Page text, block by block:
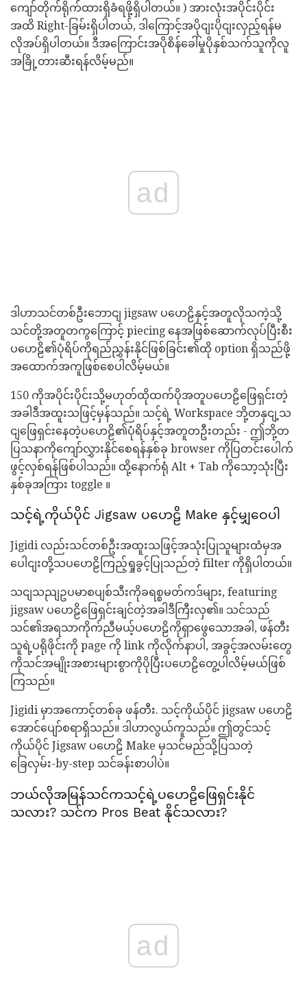
ကျော်တိုက်ရိုက်ထားရှိခံရဖို့ရှိပါတယ်။ ) အားလုံးအပိုင်းပိုင်း
အထိ Right-ခြမ်းရှိပါတယ်, ဒါကြောင့်အပိုငျးပိုငျးလှည့်ရန်မ
လိုအပ်ရှိပါတယ်။ ဒီအကြောင်းအပိုစိန်ခေါ်မှုပိုနှစ်သက်သူကိုလူ
အခြို့တားဆီးရန်လိမ့်မည်။
ad
ဒါဟာသင်တစ်ဦးဘောငျ jigsaw ပဟေဠိနှင့်အတူလိုသကဲ့သို့
သင်တို့အတူတကွကြောင့် piecing နေအဖြစ်ဆောက်လုပ်ပြီးစီး
ပဟေဠိ၏ပုံရိပ်ကိုရည်ညွှန်းနိုင်ဖြစ်ခြင်း၏ထို option ရှိသည်ဖို့
အထောက်အကူဖြစ်စေပါလိမ့်မယ်။
150 ကိုအပိုင်းပိုင်းသို့မဟုတ်ထိုထက်ပိုအတူပဟေဠိဖြေရှင်းတဲ့
အခါဒီအထူးသဖြင့်မှန်သည်။ သင့်ရဲ့ Workspace ဘို့တနှငျ့သ
ငျဖြေရှင်းနေတဲ့ပဟေဠိ၏ပုံရိပ်နှင့်အတူတဦးတည်း - ဤဘို့တ
ပြသနာကိုကျော်လွှားနိုင်စေရန်နှစ်ခု browser ကိုပြတင်းပေါက်
ဖွင့်လှစ်ရန်ဖြစ်ပါသည်။ ထို့နောက်ရုံ Alt + Tab ကိုသော့သုံးပြီး
နှစ်ခုအကြား toggle ။
သင့်ရဲ့ကိုယ်ပိုင် Jigsaw ပဟေဠိ Make နှင့်မျှဝေပါ
Jigidi လည်းသင်တစ်ဦးအထူးသဖြင့်အသုံးပြုသူများထံမှအ
ပေါငျးတို့သပဟေဠိကြည့်ရှုခွင့်ပြုသည်တဲ့ filter ကိုရှိပါတယ်။
သငျသညျဥပမာစပျစ်သီးကိုခရစ္စမတ်ကဒ်များ, featuring
jigsaw ပဟေဠိဖြေရှင်းချင်တဲ့အခါဒီကြီးလှ၏။ သင်သည်
သင်၏အရသာကိုက်ညီမယ့်ပဟေဠိကိုရှာဖွေသောအခါ, ဖန်တီး
သူရဲ့ပရိုဖိုင်းကို page ကို link ကိုလိုက်နာပါ, အခွင့်အလမ်းတွေ
ကိုသင်အမျိုးအစားများစွာကိုပိုပြီးပဟေဠိတွေ့ပါလိမ့်မယ်ဖြစ်
ကြသည်။
Jigidi မှာအကောင့်တစ်ခု ဖန်တီး. သင့်ကိုယ်ပိုင် jigsaw ပဟေဠိ
အောင်ပျော်စရာရှိသည်။ ဒါဟာလွယ်ကူသည်။ ဤတွင်သင့်
ကိုယ်ပိုင် Jigsaw ပဟေဠိ Make မှသင်မည်သို့ပြသတဲ့
ခြေလှမ်း-by-step သင်ခန်းစာပါပဲ။
ဘယ်လိုအမြန်သင်ကသင့်ရဲ့ပဟေဠိဖြေရှင်းနိုင်
သလား? သင်က Pros Beat နိုင်သလား?
ad